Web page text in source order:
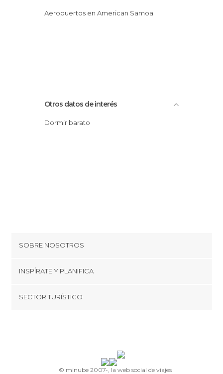
Aeropuertos en American Samoa
Otros datos de interés
Dormir barato
SOBRE NOSOTROS
Cookies
Términos y condiciones
INSPÍRATE Y PLANIFICA
SECTOR TURÍSTICO
© minube 2007-, la web social de viajes